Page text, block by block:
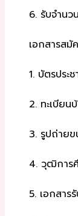
6. รับจำน
เอกสารสมั
1. บัตรประช
2. ทะเบียน
3. รูปถ่าย
4. วุฒิการ
5. เอกสา